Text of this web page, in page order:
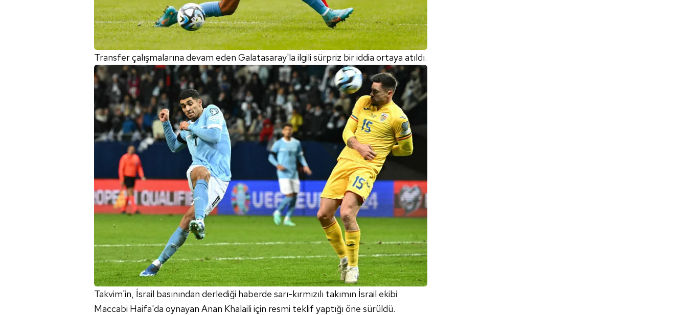
Transfer çalışmalarına devam eden Galatasaray'la ilgili sürpriz bir iddia ortaya atıldı.
Takvim'in, İsrail basınından derlediği haberde sarı-kırmızılı takımın İsrail ekibi
Maccabi Haifa'da oynayan Anan Khalaili için resmi teklif yaptığı öne sürüldü.